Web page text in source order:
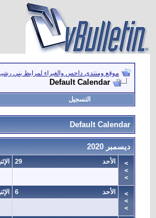
موقع ومنتدى داحس والغبراء لمرابط بني
Default Calendar
التسجيل
Default Calendar
ديسمبر 2020
>
>
>
29 الأحد
>
>
>
6 الأحد